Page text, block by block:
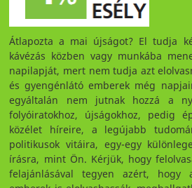
Átlapozta a mai újságot? El tudja
kávézás közben vagy munkába
napilapját, mert nem tudja azt
és gyengénlátó emberek még
egyáltalán nem jutnak hozzá a
folyóiratokhoz, újságokhoz, pedig
közélet híreire, a legújabb
politikusok vitáira, egy-egy
írásra, mint Ön. Kérjük, hogy
felajánlásával tegyen azért, hogy